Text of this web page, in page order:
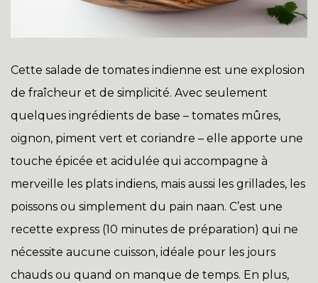
Cette salade de tomates indienne est une explosion
de fraîcheur et de simplicité. Avec seulement
quelques ingrédients de base – tomates mûres,
oignon, piment vert et coriandre – elle apporte une
touche épicée et acidulée qui accompagne à
merveille les plats indiens, mais aussi les grillades, les
poissons ou simplement du pain naan. C’est une
recette express (10 minutes de préparation) qui ne
nécessite aucune cuisson, idéale pour les jours
chauds ou quand on manque de temps. En plus,